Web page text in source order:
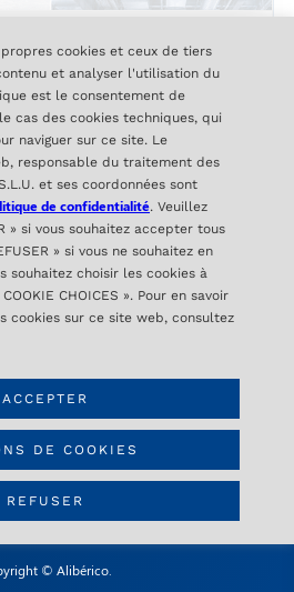
cookies et ceux de tiers
et analyser l'utilisation du
est le consentement de
cas des cookies techniques, qui
naviguer sur ce site. Le
responsable du traitement des
et ses coordonnées sont
de confidentialité. Veuillez
» si vous souhaitez accepter tous
» si vous ne souhaitez en
souhaitez choisir les cookies à
CHOICES ». Pour en savoir
cookies sur ce site web, consultez
DE COOKIES
REFUSER
ACCEPTER
LES NOUVELLES
16- 2ª Planta
Madrid – SPAIN
CONTACT
91 417 69 07
© Alibérico.